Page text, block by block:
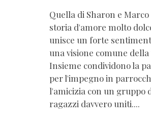
Quella di Sharon e Marco
storia d'amore molto
unisce un forte
una visione comune della
Insieme condividono la
per l'impegno in
l'amicizia con un gruppo
ragazzi davvero uniti....